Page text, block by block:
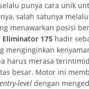
punya cara unik
salah satunya
menawarkan posisi
Eliminator 175hadir
menginginkan
harus merasa
besar. Motor ini
entry-leveldengan